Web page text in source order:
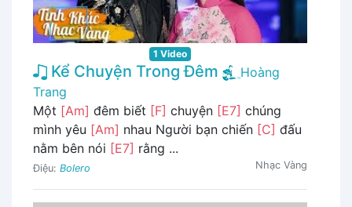
1 Video
Kể Chuyện Trong Đêm
Hoàng
Trang
Một [Am] đêm biết [F] chuyện [E7] chúng
mình yêu [Am] nhau Người bạn chiến [C] đấu
nằm bên nói [E7] rằng ...
Điệu: Bolero Nhạc Vàng